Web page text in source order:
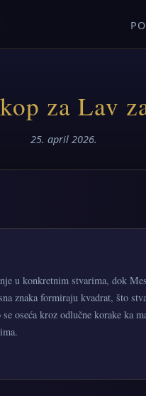
za Lav
25. april 2026.
u konkretnim stvarima, dok
znaka formiraju kvadrat, što
oseća kroz odlučne korake ka